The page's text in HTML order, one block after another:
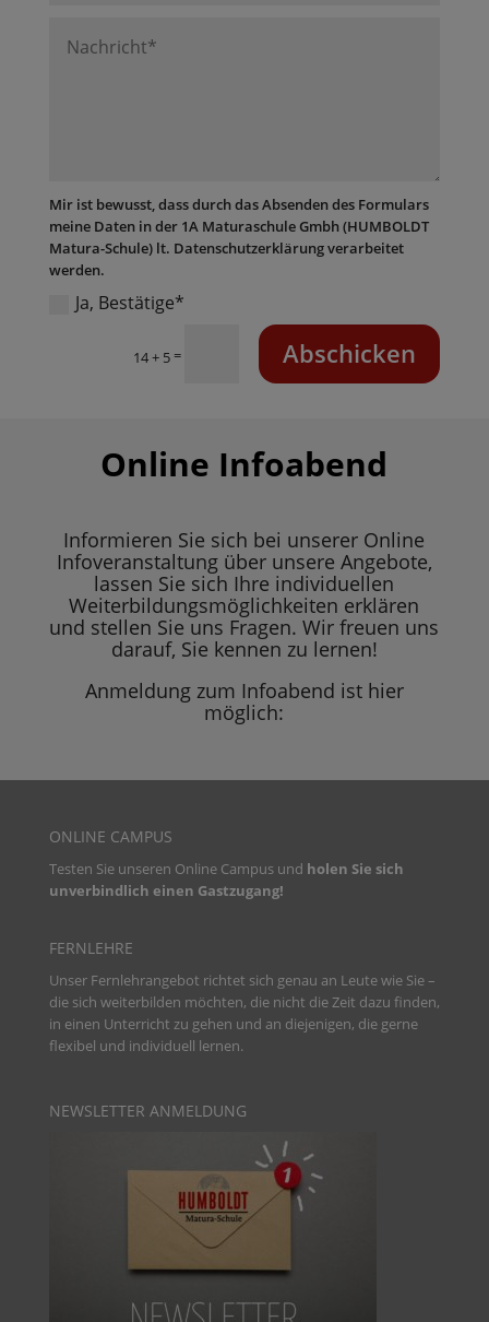
Mir ist bewusst, dass durch das Absenden des Formulars
meine Daten in der 1A Maturaschule Gmbh (HUMBOLDT
Matura-Schule) lt. Datenschutzerklärung verarbeitet
werden.
Ja, Bestätige*
14 + 5= Abschicken
Online Infoabend
Informieren Sie sich bei unserer Online
Infoveranstaltung über unsere Angebote,
lassen Sie sich Ihre individuellen
Weiterbildungsmöglichkeiten erklären
und stellen Sie uns Fragen. Wir freuen uns
darauf, Sie kennen zu lernen!
Anmeldung zum Infoabend ist hier
möglich:
ONLINE CAMPUS
Testen Sie unseren Online Campus und holen Sie sich
unverbindlich einen Gastzugang!
FERNLEHRE
Unser Fernlehrangebot richtet sich genau an Leute wie Sie –
die sich weiterbilden möchten, die nicht die Zeit dazu finden,
in einen Unterricht zu gehen und an diejenigen, die gerne
flexibel und individuell lernen.
NEWSLETTER ANMELDUNG